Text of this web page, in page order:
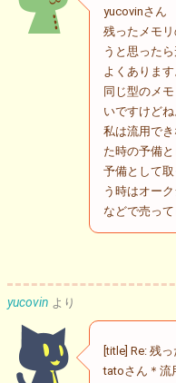
yucovinさん
残ったメモ
うと思った
よくあります
同じ型のメ
いですけどね
私は流用で
た時の予備と
予備として
う時はオー
などで売っ
yucovin より
[title] Re: 残
tatoさん＊流